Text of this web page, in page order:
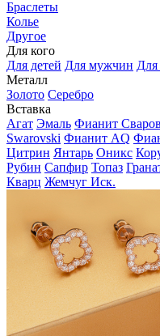
Браслеты
Колье
Другое
Для кого
Для детей Для мужчин
Металл
Золото Серебро
Вставка
Агат Эмаль Фианит
Swarovski Фианит AQ
Цитрин Янтарь Оникс
Рубин Сапфир Топаз
Кварц Жемчуг Иск.